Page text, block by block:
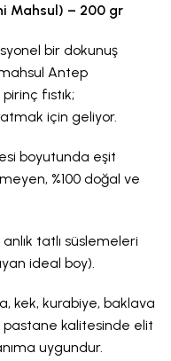
Mahsul) – 200 gr
bir dokunuş
Antep
fıstık;
için geliyor.
boyutunda eşit
%100 doğal ve
tatlı süslemeleri
ideal boy).
kek, kurabiye, baklava
pastane kalitesinde elit
uygundur.